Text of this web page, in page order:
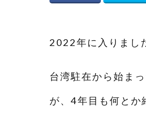
2022年に入りまし
台湾駐在から始ま
が、4年目も何とか